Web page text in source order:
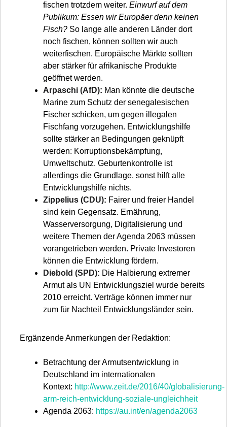
fischen trotzdem weiter. Einwurf auf dem
Publikum: Essen wir Europäer denn keinen
Fisch?So lange alle anderen Länder dort
noch fischen, können sollten wir auch
weiterfischen. Europäische Märkte sollten
aber stärker für afrikanische Produkte
geöffnet werden.
Arpaschi (AfD): Man könnte die deutsche
Marine zum Schutz der senegalesischen
Fischer schicken, um gegen illegalen
Fischfang vorzugehen. Entwicklungshilfe
sollte stärker an Bedingungen geknüpft
werden: Korruptionsbekämpfung,
Umweltschutz. Geburtenkontrolle ist
allerdings die Grundlage, sonst hilft alle
Entwicklungshilfe nichts.
Zippelius (CDU): Fairer und freier Handel
sind kein Gegensatz. Ernährung,
Wasserversorgung, Digitalisierung und
weitere Themen der Agenda 2063 müssen
vorangetrieben werden. Private Investoren
können die Entwicklung fördern.
Diebold (SPD): Die Halbierung extremer
Armut als UN Entwicklungsziel wurde bereits
2010 erreicht. Verträge können immer nur
zum für Nachteil Entwicklungsländer sein.
Ergänzende Anmerkungen der Redaktion:
Betrachtung der Armutsentwicklung in
Deutschland im internationalen
Kontext: http://www.zeit.de/2016/40/globalisierung-
arm-reich-entwicklung-soziale-ungleichheit
Agenda 2063: https://au.int/en/agenda2063